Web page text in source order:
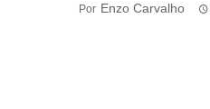
Por Enzo Carvalho